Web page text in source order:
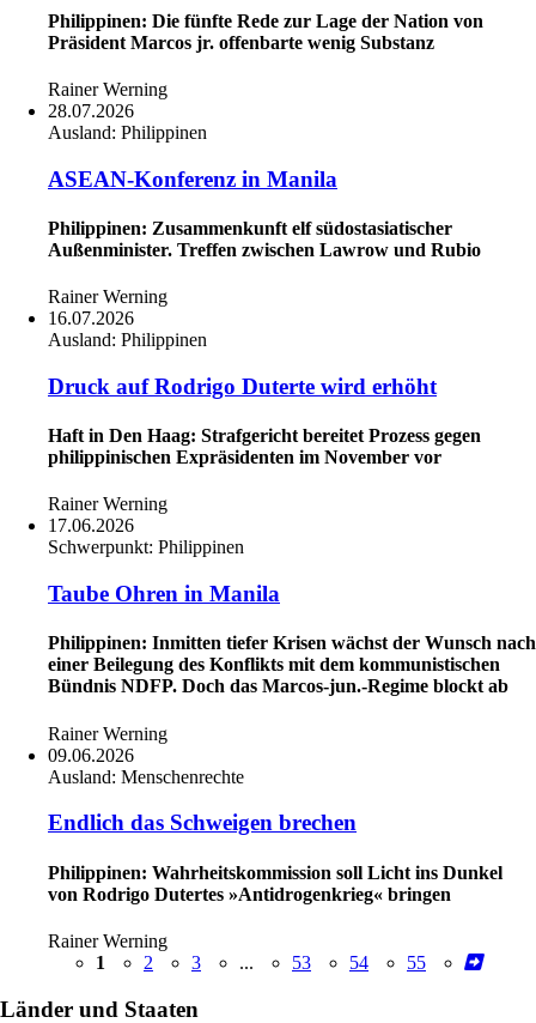
Philippinen: Die fünfte Rede zur Lage der Nation von
Präsident Marcos jr. offenbarte wenig Substanz
Rainer Werning
28.07.2026
Ausland: Philippinen
ASEAN-Konferenz in Manila
Philippinen: Zusammenkunft elf südostasiatischer
Außenminister. Treffen zwischen Lawrow und Rubio
Rainer Werning
16.07.2026
Ausland: Philippinen
Druck auf Rodrigo Duterte wird erhöht
Haft in Den Haag: Strafgericht bereitet Prozess gegen
philippinischen Expräsidenten im November vor
Rainer Werning
17.06.2026
Schwerpunkt: Philippinen
Taube Ohren in Manila
Philippinen: Inmitten tiefer Krisen wächst der Wunsch nach
einer Beilegung des Konflikts mit dem kommunistischen
Bündnis NDFP. Doch das Marcos-jun.-Regime blockt ab
Rainer Werning
09.06.2026
Ausland: Menschenrechte
Endlich das Schweigen brechen
Philippinen: Wahrheitskommission soll Licht ins Dunkel
von Rodrigo Dutertes »Antidrogenkrieg« bringen
Rainer Werning
1
2 3 ... 53 54 55
Länder und Staaten